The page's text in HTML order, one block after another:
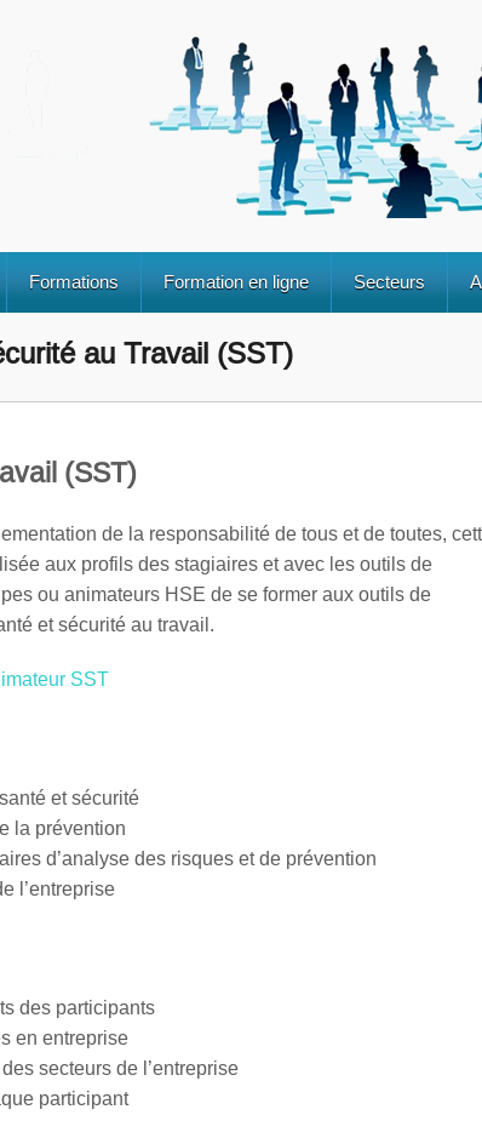
Formations Formation en ligne Secteurs
au Travail (SST)
(SST)
de la responsabilité de tous et de toutes,
aux profils des stagiaires et avec les outils de
ou animateurs HSE de se former aux outils de
et sécurité au travail.
SST
et sécurité
la prévention
d’analyse des risques et de prévention
l’entreprise
des participants
en entreprise
secteurs de l’entreprise
participant